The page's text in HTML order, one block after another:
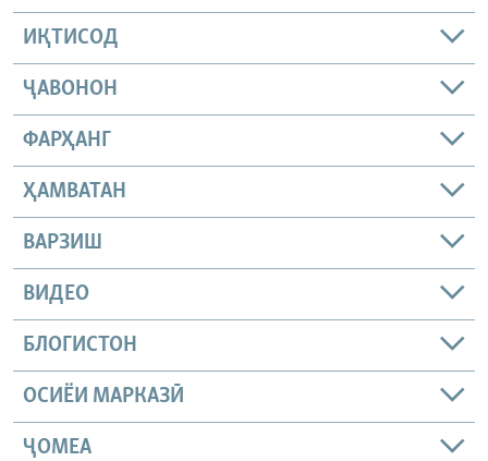
ИҚТИСОД
ҶАВОНОН
ФАРҲАНГ
ҲАМВАТАН
ВАРЗИШ
ВИДЕО
БЛОГИСТОН
ОСИЁИ МАРКАЗӢ
ҶОМEА